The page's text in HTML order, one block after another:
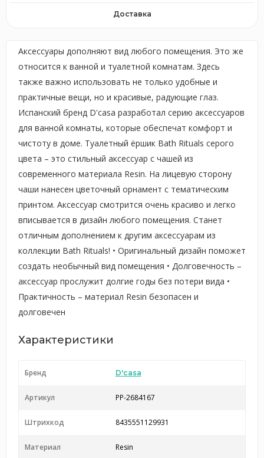
Доставка
Аксессуары дополняют вид любого помещения. Это же
относится к ванной и туалетной комнатам. Здесь
также важно использовать не только удобные и
практичные вещи, но и красивые, радующие глаз.
Испанский бренд D'casa разработал серию аксессуаров
для ванной комнаты, которые обеспечат комфорт и
чистоту в доме. Туалетный ёршик Bath Rituals серого
цвета – это стильный аксессуар с чашей из
современного материала Resin. На лицевую сторону
чаши нанесен цветочный орнамент с тематическим
принтом. Аксессуар смотрится очень красиво и легко
вписывается в дизайн любого помещения. Станет
отличным дополнением к другим аксессуарам из
коллекции Bath Rituals! • Оригинальный дизайн поможет
создать необычный вид помещения • Долговечность –
аксессуар прослужит долгие годы без потери вида •
Практичность – материал Resin безопасен и
долговечен
Характеристики
Бренд D'casa
Артикул PP-2684167
Штрихкод 8435551129931
Материал Resin